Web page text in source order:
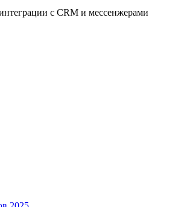
с CRM и мессенжерами